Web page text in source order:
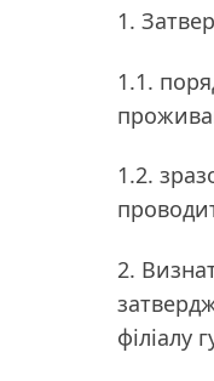
1.
1.1.
1.2.
2.
філіалу